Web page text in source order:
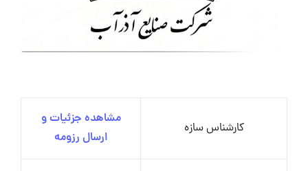
کارشناس سازه
مشاهده جزئیات و
ارسال رزومه